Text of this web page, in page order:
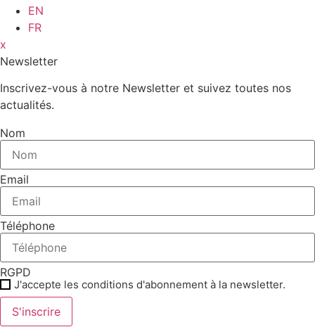
EN
FR
x
Newsletter
Inscrivez-vous à notre Newsletter et suivez toutes nos
actualités.
Nom
Email
Téléphone
RGPD
J'accepte les conditions d'abonnement à la newsletter.
S'inscrire